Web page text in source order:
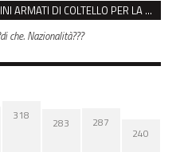
REGGIO, AGGREDITA DA DUE UOMINI ARMATI DI COLTELLO PER LA BORSA: LEI REAGISCE E LI FA SCAPPARE
che. Nazionalità???
318
283 287
240